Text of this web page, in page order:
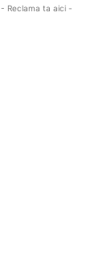
- Reclama ta aici -